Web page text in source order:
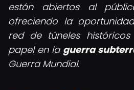
están abiertos al
ofreciendo la
red de túneles
papel en la guerra
Guerra Mundial.